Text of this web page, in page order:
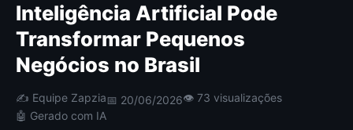
Inteligência Artificial Pode
Transformar Pequenos
Negócios no Brasil
✍️ Equipe Zapzia📅 20/06/2026👁 73 visualizações
🤖 Gerado com IA